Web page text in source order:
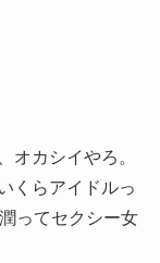
オカシイやろ。
くらアイドルっ
ってセクシー女